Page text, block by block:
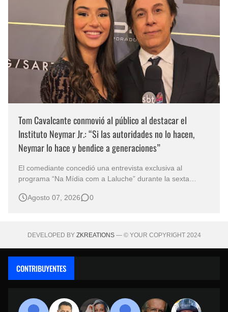
Tom Cavalcante conmovió al público al destacar el
Instituto Neymar Jr.: “Si las autoridades no lo hacen,
Neymar lo hace y bendice a generaciones”
El comediante concedió una entrevista exclusiva al
programa “Na Mídia com a Laluche” durante la sexta
eventos benéficos más importantes de Brasil. En medio del
Agosto 07, 2026 0
DEVELOPED BY ZKREATIONS— © YOUR COPYRIGHT 2024
CONTRIBUYENTES